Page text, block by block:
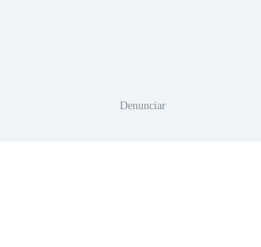
Denunciar